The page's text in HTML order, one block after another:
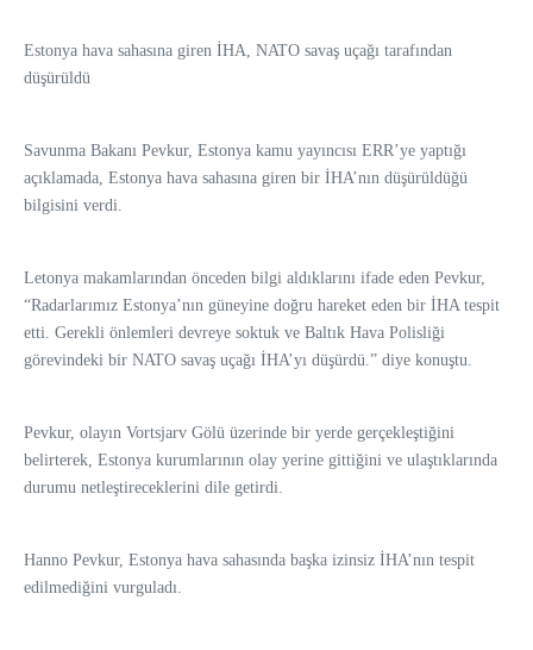
Estonya hava sahasına giren İHA, NATO savaş uçağı tarafından
düşürüldü
Savunma Bakanı Pevkur, Estonya kamu yayıncısı ERR’ye yaptığı
açıklamada, Estonya hava sahasına giren bir İHA’nın düşürüldüğü
bilgisini verdi.
Letonya makamlarından önceden bilgi aldıklarını ifade eden Pevkur,
“Radarlarımız Estonya’nın güneyine doğru hareket eden bir İHA tespit
etti. Gerekli önlemleri devreye soktuk ve Baltık Hava Polisliği
görevindeki bir NATO savaş uçağı İHA’yı düşürdü.” diye konuştu.
Pevkur, olayın Vortsjarv Gölü üzerinde bir yerde gerçekleştiğini
belirterek, Estonya kurumlarının olay yerine gittiğini ve ulaştıklarında
durumu netleştireceklerini dile getirdi.
Hanno Pevkur, Estonya hava sahasında başka izinsiz İHA’nın tespit
edilmediğini vurguladı.